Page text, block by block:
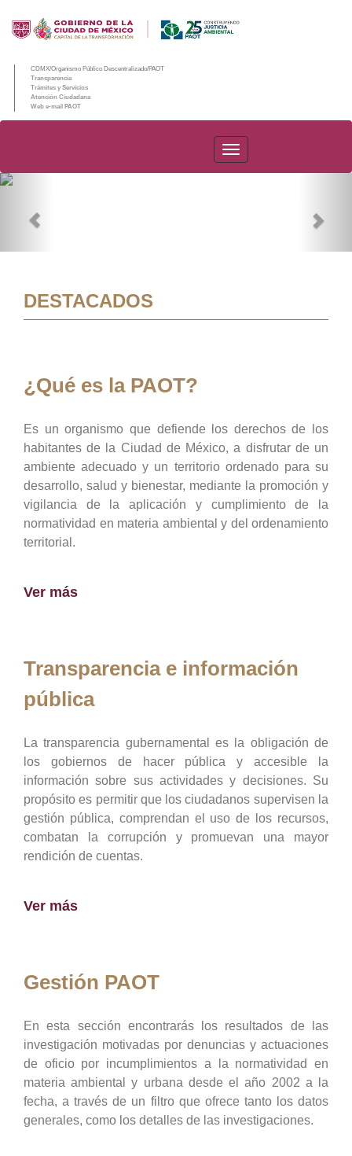
CDMX/Organismo Público Descentralizado/PAOT
Transparencia
Trámites y Servicios
Atención Ciudadana
Web e-mail PAOT
PAOT
DESTACADOS
¿Qué es la PAOT?
Es un organismo que defiende los derechos de los
habitantes de la Ciudad de México, a disfrutar de un
ambiente adecuado y un territorio ordenado para su
desarrollo, salud y bienestar, mediante la promoción y
vigilancia de la aplicación y cumplimiento de la
normatividad en materia ambiental y del ordenamiento
territorial.
Ver más
Transparencia e información
pública
La transparencia gubernamental es la obligación de
los gobiernos de hacer pública y accesible la
información sobre sus actividades y decisiones. Su
propósito es permitir que los ciudadanos supervisen la
gestión pública, comprendan el uso de los recursos,
combatan la corrupción y promuevan una mayor
rendición de cuentas.
Ver más
Gestión PAOT
En esta sección encontrarás los resultados de las
investigación motivadas por denuncias y actuaciones
de oficio por incumplimientos a la normatividad en
materia ambiental y urbana desde el año 2002 a la
fecha, a través de un filtro que ofrece tanto los datos
generales, como los detalles de las investigaciones.